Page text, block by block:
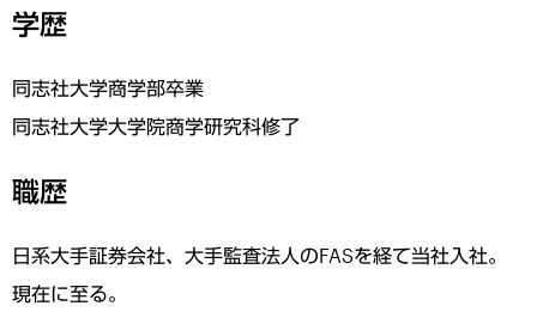
学歴
同志社大学商学部卒業
同志社大学大学院商学研究科修了
職歴
日系大手証券会社、大手監査法人のFASを経て当社入社。
現在に至る。